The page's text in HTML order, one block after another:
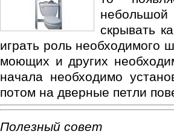
скрывать
играть роль необходимого
моющих и других
начала необходимо
потом на дверные петли
Полезный совет